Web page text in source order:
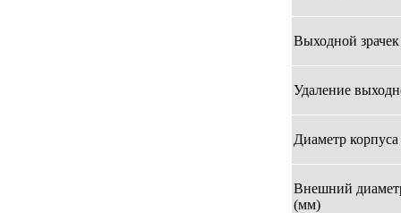
Выходной
Удаление
Диаметр
Внешний
(мм)